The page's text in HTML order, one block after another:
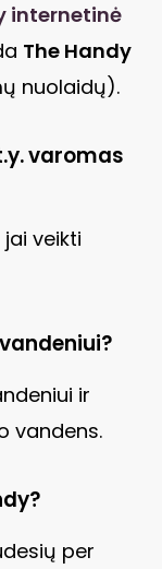
internetinė
The Handy
nuolaidų).
varomas
veikti
ir
vandens.
per